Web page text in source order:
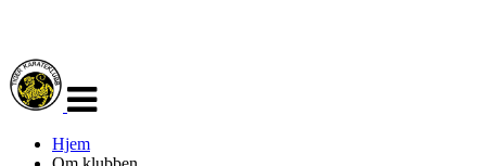
navigasjon
Hjem